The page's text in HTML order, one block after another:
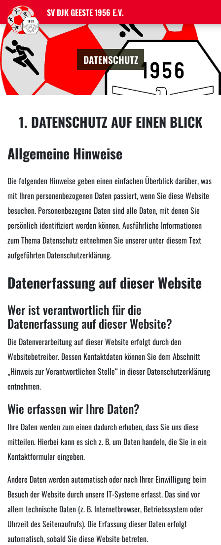
SV DJK GEESTE 1956 E.V.
DATENSCHUTZ
1. DATENSCHUTZ AUF EINEN BLICK
Allgemeine Hinweise
Die folgenden Hinweise geben einen einfachen Überblick darüber, was
mit Ihren personenbezogenen Daten passiert, wenn Sie diese Website
besuchen. Personenbezogene Daten sind alle Daten, mit denen Sie
persönlich identifiziert werden können. Ausführliche Informationen
zum Thema Datenschutz entnehmen Sie unserer unter diesem Text
aufgeführten Datenschutzerklärung.
Datenerfassung auf dieser Website
Wer ist verantwortlich für die
Datenerfassung auf dieser Website?
Die Datenverarbeitung auf dieser Website erfolgt durch den
Websitebetreiber. Dessen Kontaktdaten können Sie dem Abschnitt
„Hinweis zur Verantwortlichen Stelle“ in dieser Datenschutzerklärung
entnehmen.
Wie erfassen wir Ihre Daten?
Ihre Daten werden zum einen dadurch erhoben, dass Sie uns diese
mitteilen. Hierbei kann es sich z. B. um Daten handeln, die Sie in ein
Kontaktformular eingeben.
Andere Daten werden automatisch oder nach Ihrer Einwilligung beim
Besuch der Website durch unsere IT-Systeme erfasst. Das sind vor
allem technische Daten (z. B. Internetbrowser, Betriebssystem oder
Uhrzeit des Seitenaufrufs). Die Erfassung dieser Daten erfolgt
automatisch, sobald Sie diese Website betreten.